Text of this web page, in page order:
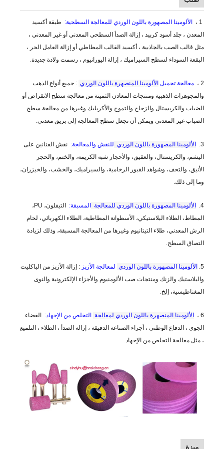
1 ، الألومينا المصهورة باللون الوردي للمعالجة السطحية: طبقة أكسيد
المعدن ، جلد أسود كربيد ، إزالة الصدأ السطحي المعدني أو غير المعدني ،
مثل قالب الصب بالجاذبية ، أكسيد القالب المطاطي أو إزالة العامل الحر ،
البقعة السوداء لسطح السيراميك ، إزالة اليورانيوم ، رسمت ولادة جديدة.
2 ، معالجة تجميل الألومينا المنصهرة باللون الوردي : جميع أنواع الذهب
والمجوهرات الذهبية ومنتجات المعادن الثمينة من معالجة سطح الانقراض أو
الضباب والكريستال والزجاج والتموج والأكريليك وغيرها من معالجة سطح
الضباب غير المعدني ويمكن أن تجعل سطح المعالجة إلى بريق معدني.
3. الألومينا المصهورة باللون الوردي للنقش والمعالجة: نقش الفنانين على
اليشم، والكريستال، والعقيق، والأحجار شبه الكريمة، والختم، والحجر
الأنيق، والتحف، وشواهد القبور الرخامية، والسيراميك، والخشب، والخيزران،
وما إلى ذلك.
4. الألومينا المصهورة باللون الوردي للمعالجة المسبقة:
التيفلون، PU،
المطاط، الطلاء البلاستيكي، الأسطوانة المطاطية، الطلاء الكهربائي، لحام
الرش المعدني، طلاء التيتانيوم وغيرها من المعالجة المسبقة، وذلك لزيادة
التصاق السطح.
5. الألومينا المصهورة باللون الوردي لمعالجة الأزيز : إزالة الأزيز من الباكليت
والبلاستيك والزنك ومنتجات صب الألومنيوم والأجزاء الإلكترونية والنوى
المغناطيسية، إلخ.
6 ، الألومينا المنصهرة باللون الوردي لمعالجة التخلص من الإجهاد: الفضاء
الجوي ، الدفاع الوطني ، أجزاء الصناعة الدقيقة ، إزالة الصدأ ، الطلاء ، التلميع
، مثل معالجة التخلص من الإجهاد.
ميزة